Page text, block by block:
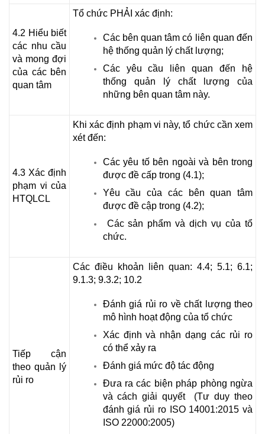
4.2 Hiểu biết
các nhu cầu
và mong đợi
của các bên
quan tâm
Tổ chức PHẢI xác định:
Các bên quan tâm có liên quan đến
hệ thống quản lý chất lượng;
Các yêu cầu liên quan đến hệ
thống quản lý chất lượng của
những bên quan tâm này.
4.3 Xác định
phạm vi của
HTQLCL
Khi xác định phạm vi này, tổ chức cần xem
xét đến:
Các yêu tố bên ngoài và bên trong
được đề cấp trong (4.1);
Yêu cầu của các bên quan tâm
được đề cập trong (4.2);
Các sản phẩm và dịch vụ của tổ
chức.
Tiếp cận
theo quản lý
rủi ro
Các điều khoản liên quan: 4.4; 5.1; 6.1;
9.1.3; 9.3.2; 10.2
Đánh giá rủi ro về chất lượng theo
mô hình hoạt động của tổ chức
Xác định và nhận dạng các rủi ro
có thể xảy ra
Đánh giá mức độ tác động
Đưa ra các biện pháp phòng ngừa
và cách giải quyết (Tư duy theo
đánh giá rủi ro ISO 14001:2015 và
ISO 22000:2005)